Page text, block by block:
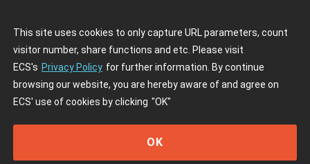
This site uses cookies to only capture URL parameters, count
visitor number, share functions and etc. Please visit
ECS's Privacy Policy for further information. By continue
browsing our website, you are hereby aware of and agree on
ECS' use of cookies by clicking "OK"
OK